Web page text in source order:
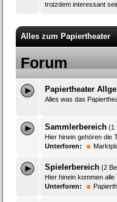
trotzdem interessant
Alles zum Papiertheater
Forum
Papiertheater
Alles was das
Sammlerbereich (1
Hier hinein gehören die
Unterforen:
Spielerbereich (2
Hier hinein kommen
Unterforen: